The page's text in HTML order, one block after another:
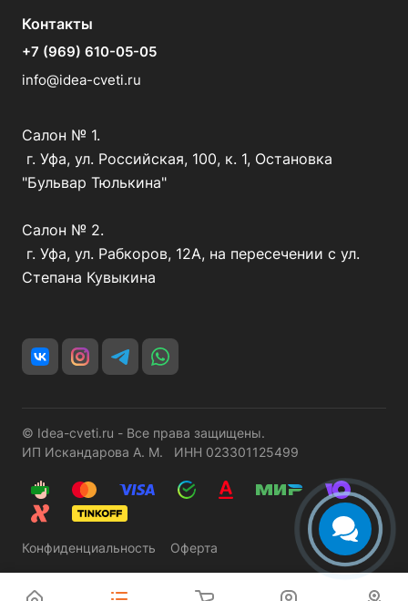
Контакты
+7 (969) 610-05-05
info@idea-cveti.ru
Салон № 1.
г. Уфа, ул. Российская, 100, к. 1, Остановка
"Бульвар Тюлькина"
Салон № 2.
г. Уфа, ул. Рабкоров, 12А, на пересечении с ул.
Степана Кувыкина
© Idea-cveti.ru - Все права защищены.
ИП Искандарова А. М. ИНН 023301125499
Конфиденциальность Оферта